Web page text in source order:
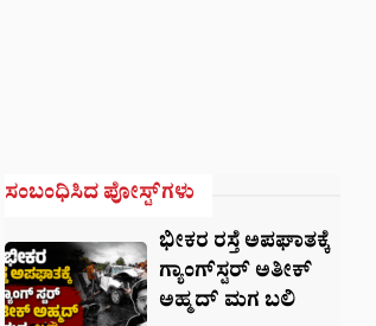
ಸಂಬಂಧಿಸಿದ ಪೋಸ್ಟ್‌ಗಳು
ಭೀಕರ ರಸ್ತೆ ಅಪಘಾತಕ್ಕೆ
ಗ್ಯಾಂಗ್‌ಸ್ಟರ್ ಅತೀಕ್
ಅಹ್ಮದ್ ಮಗ ಬಲಿ